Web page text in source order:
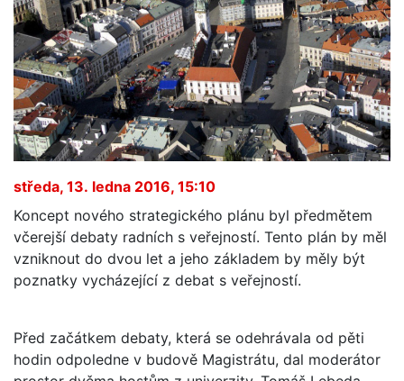
středa, 13. ledna 2016, 15:10
Koncept nového strategického plánu byl předmětem
včerejší debaty radních s veřejností. Tento plán by měl
vzniknout do dvou let a jeho základem by měly být
poznatky vycházející z debat s veřejností.
Před začátkem debaty, která se odehrávala od pěti
hodin odpoledne v budově Magistrátu, dal moderátor